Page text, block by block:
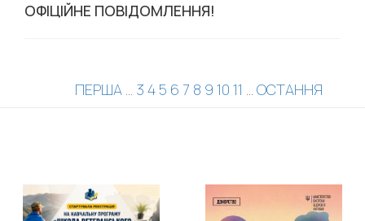
ОФІЦІЙНЕ ПОВІДОМЛЕННЯ!
ПЕРША ... 3 45 6 7 8 9 10 11 ... ОСТАННЯ